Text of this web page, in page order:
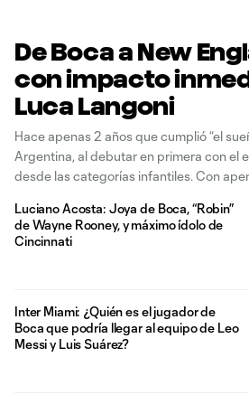
De Boca a New
con impacto
Luca Langoni
Hace apenas 2 años que cumplió “el
Argentina, al debutar en primera con el
desde las categorías infantiles. Con
Xeneize. Se trataba de
Luciano Acosta: Joya de Boca, “Robin”
de Wayne Rooney, y máximo ídolo de
Cincinnati
Inter Miami: ¿Quién es el jugador de
Boca que podría llegar al equipo de Leo
Messi y Luis Suárez?